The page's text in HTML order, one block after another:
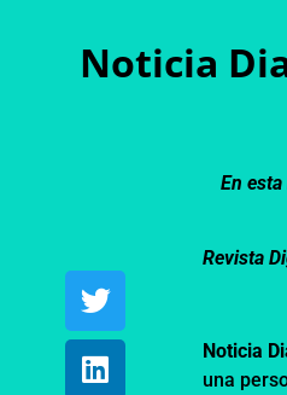
Noticia
En
Revista
Noticia
una